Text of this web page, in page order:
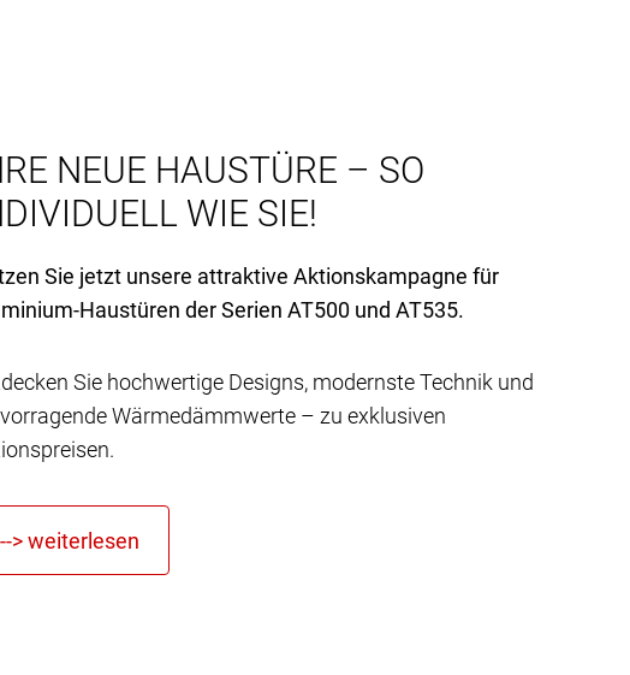
NEUE HAUSTÜRE – SO
WIE SIE!
Sie jetzt unsere attraktive Aktionskampagne für
Haustüren der Serien AT500 und AT535.
Sie hochwertige Designs, modernste Technik und
Wärmedämmwerte – zu exklusiven